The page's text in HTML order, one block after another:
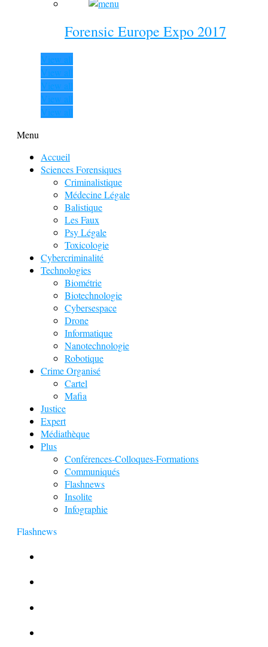
Forensic Europe Expo 2017
View all
View all
View all
View all
View all
Menu
Accueil
Sciences Forensiques
Criminalistique
Médecine Légale
Balistique
Les Faux
Psy Légale
Toxicologie
Cybercriminalité
Technologies
Biométrie
Biotechnologie
Cybersespace
Drone
Informatique
Nanotechnologie
Robotique
Crime Organisé
Cartel
Mafia
Justice
Expert
Médiathèque
Plus
Conférences-Colloques-Formations
Communiqués
Flashnews
Insolite
Infographie
Flashnews